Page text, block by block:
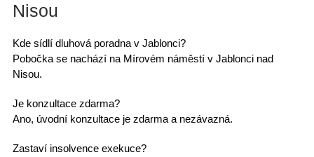
Nisou
Kde sídlí dluhová poradna v Jablonci?
Pobočka se nachází na Mírovém náměstí v Jablonci nad
Nisou.
Je konzultace zdarma?
Ano, úvodní konzultace je zdarma a nezávazná.
Zastaví insolvence exekuce?